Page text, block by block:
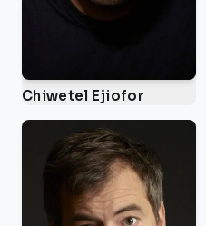
Chiwetel Ejiofor